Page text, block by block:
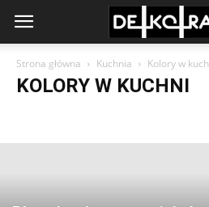
Strona główna Kuchnia Kolory w
KOLORY W KUCHNI